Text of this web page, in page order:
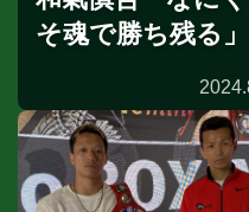
そ魂で勝ち残る」